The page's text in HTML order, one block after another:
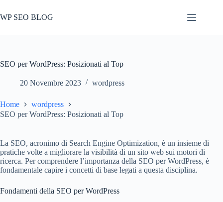
al
contenuto
WP SEO BLOG
SEO per WordPress: Posizionati al Top
20 Novembre 2023 wordpress
Home
wordpress
SEO per WordPress: Posizionati al Top
La SEO, acronimo di Search Engine Optimization, è un insieme di
pratiche volte a migliorare la visibilità di un sito web sui motori di
ricerca. Per comprendere l’importanza della SEO per WordPress, è
fondamentale capire i concetti di base legati a questa disciplina.
Fondamenti della SEO per WordPress